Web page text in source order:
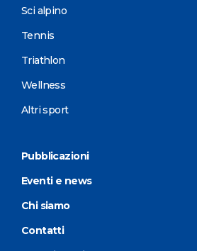
Sci alpino
Tennis
Triathlon
Wellness
Altri sport
Pubblicazioni
Eventi e news
Chi siamo
Contatti